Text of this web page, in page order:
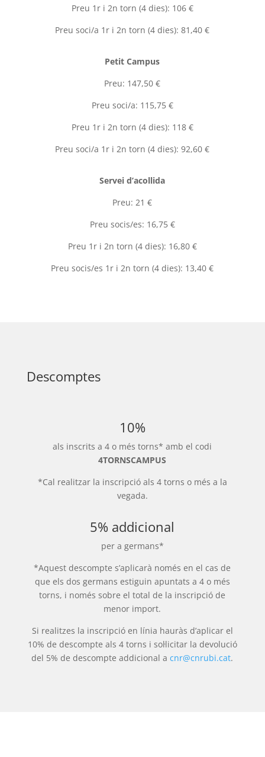
Preu 1r i 2n torn (4 dies): 106 €
Preu soci/a 1r i 2n torn (4 dies): 81,40 €
Petit Campus
Preu: 147,50 €
Preu soci/a: 115,75 €
Preu 1r i 2n torn (4 dies): 118 €
Preu soci/a 1r i 2n torn (4 dies): 92,60 €
Servei d’acollida
Preu: 21 €
Preu socis/es: 16,75 €
Preu 1r i 2n torn (4 dies): 16,80 €
Preu socis/es 1r i 2n torn (4 dies): 13,40 €
Descomptes
10%
als inscrits a 4 o més torns* amb el codi
4TORNSCAMPUS
*Cal realitzar la inscripció als 4 torns o més a la
vegada.
5% addicional
per a germans*
*Aquest descompte s’aplicarà només en el cas de
que els dos germans estiguin apuntats a 4 o més
torns, i només sobre el total de la inscripció de
menor import.
Si realitzes la inscripció en línia hauràs d’aplicar el
10% de descompte als 4 torns i sol·licitar la devolució
del 5% de descompte addicional acnr@cnrubi.cat.